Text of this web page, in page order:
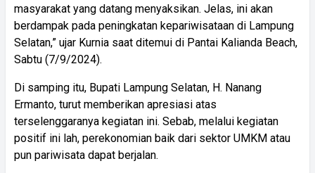
masyarakat yang datang menyaksikan. Jelas, ini akan
berdampak pada peningkatan kepariwisataan di Lampung
Selatan,” ujar Kurnia saat ditemui di Pantai Kalianda Beach,
Sabtu (7/9/2024).
Di samping itu, Bupati Lampung Selatan, H. Nanang
Ermanto, turut memberikan apresiasi atas
terselenggaranya kegiatan ini. Sebab, melalui kegiatan
positif ini lah, perekonomian baik dari sektor UMKM atau
pun pariwisata dapat berjalan.